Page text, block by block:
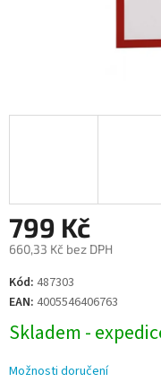
799 Kč
660,33 Kč bez DPH
Měrná
cena:
Kód: 487303
EAN: 4005546406763
Skladem -
Možnosti doručení